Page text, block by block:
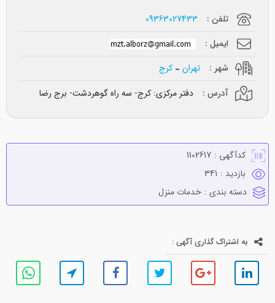
تلفن :
09363027433
ایمیل :
شهر :
تهران
کرج
آدرس :
دفتر مرکزی: کرج- سه راه گوهردشت- برج رضا
کدآگهی : 1102617
بازدید : 341
دسته بندی : خدمات منزل
به اشتراک گذاری آگهی :